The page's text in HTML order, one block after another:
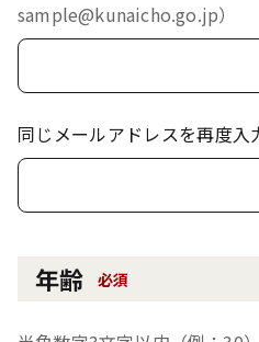
sample@kunaicho.go.jp）
同じメールアドレスを再度入
年齢 必須